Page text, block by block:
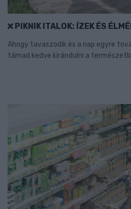
PIKNIK ITALOK: ÍZEK ÉS
Ahogy tavaszodik és a nap egyre
támad kedve kirándulni a